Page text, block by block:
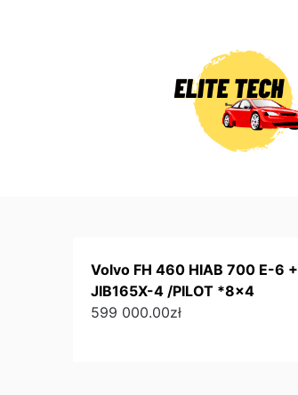
Volvo FH 460 HIAB 700 E-6 +
JIB165X-4 /PILOT *8x4
599 000.00zł